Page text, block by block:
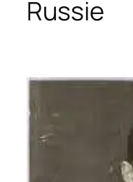
Russie